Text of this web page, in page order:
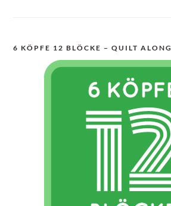
6 KÖPFE 12 BLÖCKE – QUILT ALONG